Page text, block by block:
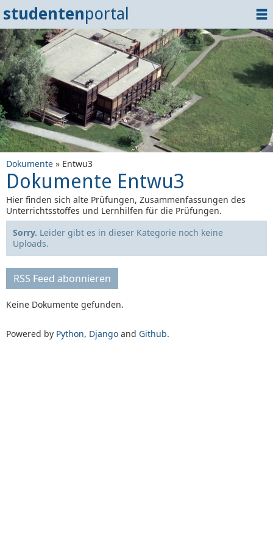
studentenportal
Home
Dokumente
Events
? Tipps
Login
Dokumente » Entwu3
Dokumente Entwu3
Hier finden sich alte Prüfungen, Zusammenfassungen des
Unterrichtsstoffes und Lernhilfen für die Prüfungen.
Sorry. Leider gibt es in dieser Kategorie noch keine
Uploads.
RSS Feed abonnieren
Keine Dokumente gefunden.
Powered by Python, Django and Github.